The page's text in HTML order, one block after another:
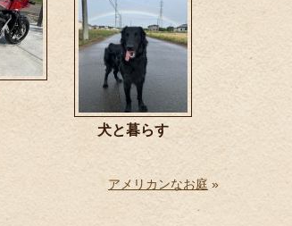
犬と暮らす
アメリカンなお庭 »